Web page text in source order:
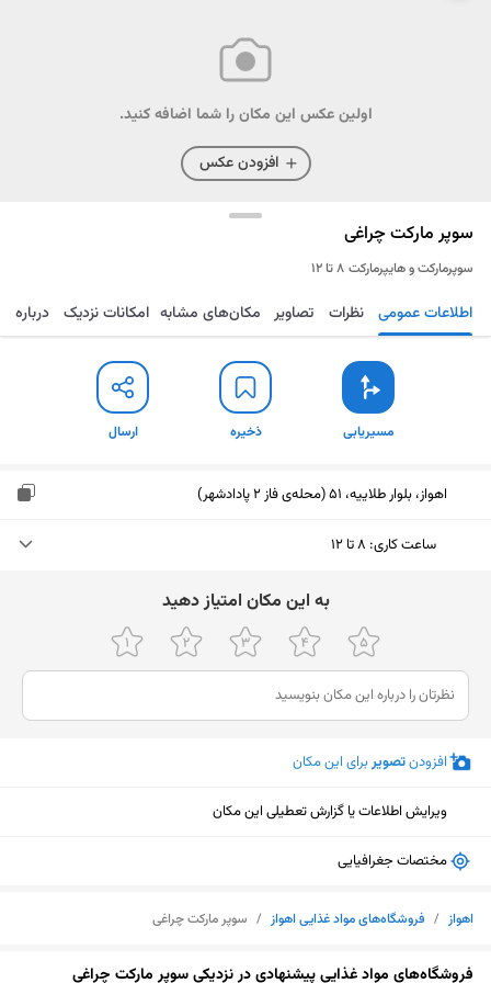
اولین عکس این مکان را شما اضافه کنید.
افزودن عکس
سوپر مارکت چراغی
سوپرمارکت و هایپرمارکت ۸ تا ۱۲
مسیریابی ذخیره ارسال اطلاعات عمومی نظرات تصاویر مکان‌های مشابه امکانات نزدیک درباره
مسیریابی ذخیره ارسال
اهواز، بلوار طلاییه، 51 (محله‌ی فاز 2 پادادشهر)
ساعت کاری: ۸ تا ۱۲
یکشنبه
۸ تا ۱۲
دوشنبه
۸ تا ۱۲
سه‌شنبه
چهارشنبه
پنجشنبه
ﺑﻪ اﯾﻦ ﻣﮑﺎن اﻣﺘﯿﺎز دﻫﯿﺪ
افزودنتصویربرای این مکان
ویرایش اطلاعات یا گزارش تعطیلی این مکان
مختصات جغرافیایی
اهواز / فروشگاه‌های مواد غذایی اهواز / سوپر مارکت چراغی
فروشگاه‌های مواد غذایی پیشنهادی در نزدیکی سوپر مارکت چراغی